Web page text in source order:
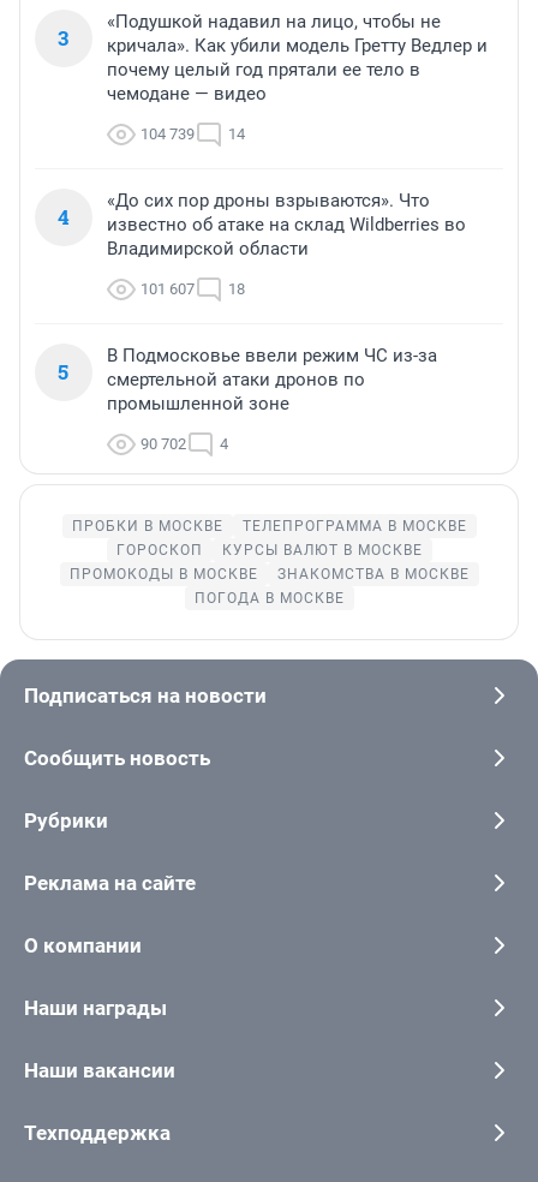
3
«Подушкой надавил на лицо, чтобы не
кричала». Как убили модель Гретту Ведлер и
почему целый год прятали ее тело в
чемодане — видео
104 739 14
4
«До сих пор дроны взрываются». Что
известно об атаке на склад Wildberries во
Владимирской области
101 607 18
5
В Подмосковье ввели режим ЧС из-за
смертельной атаки дронов по
промышленной зоне
90 702 4
ПРОБКИ В МОСКВЕ
ТЕЛЕПРОГРАММА В МОСКВЕ
ГОРОСКОП
КУРСЫ ВАЛЮТ В МОСКВЕ
ПРОМОКОДЫ В МОСКВЕ
ЗНАКОМСТВА В МОСКВЕ
ПОГОДА В МОСКВЕ
Подписаться на новости
Сообщить новость
Рубрики
Реклама на сайте
О компании
Наши награды
Наши вакансии
Техподдержка